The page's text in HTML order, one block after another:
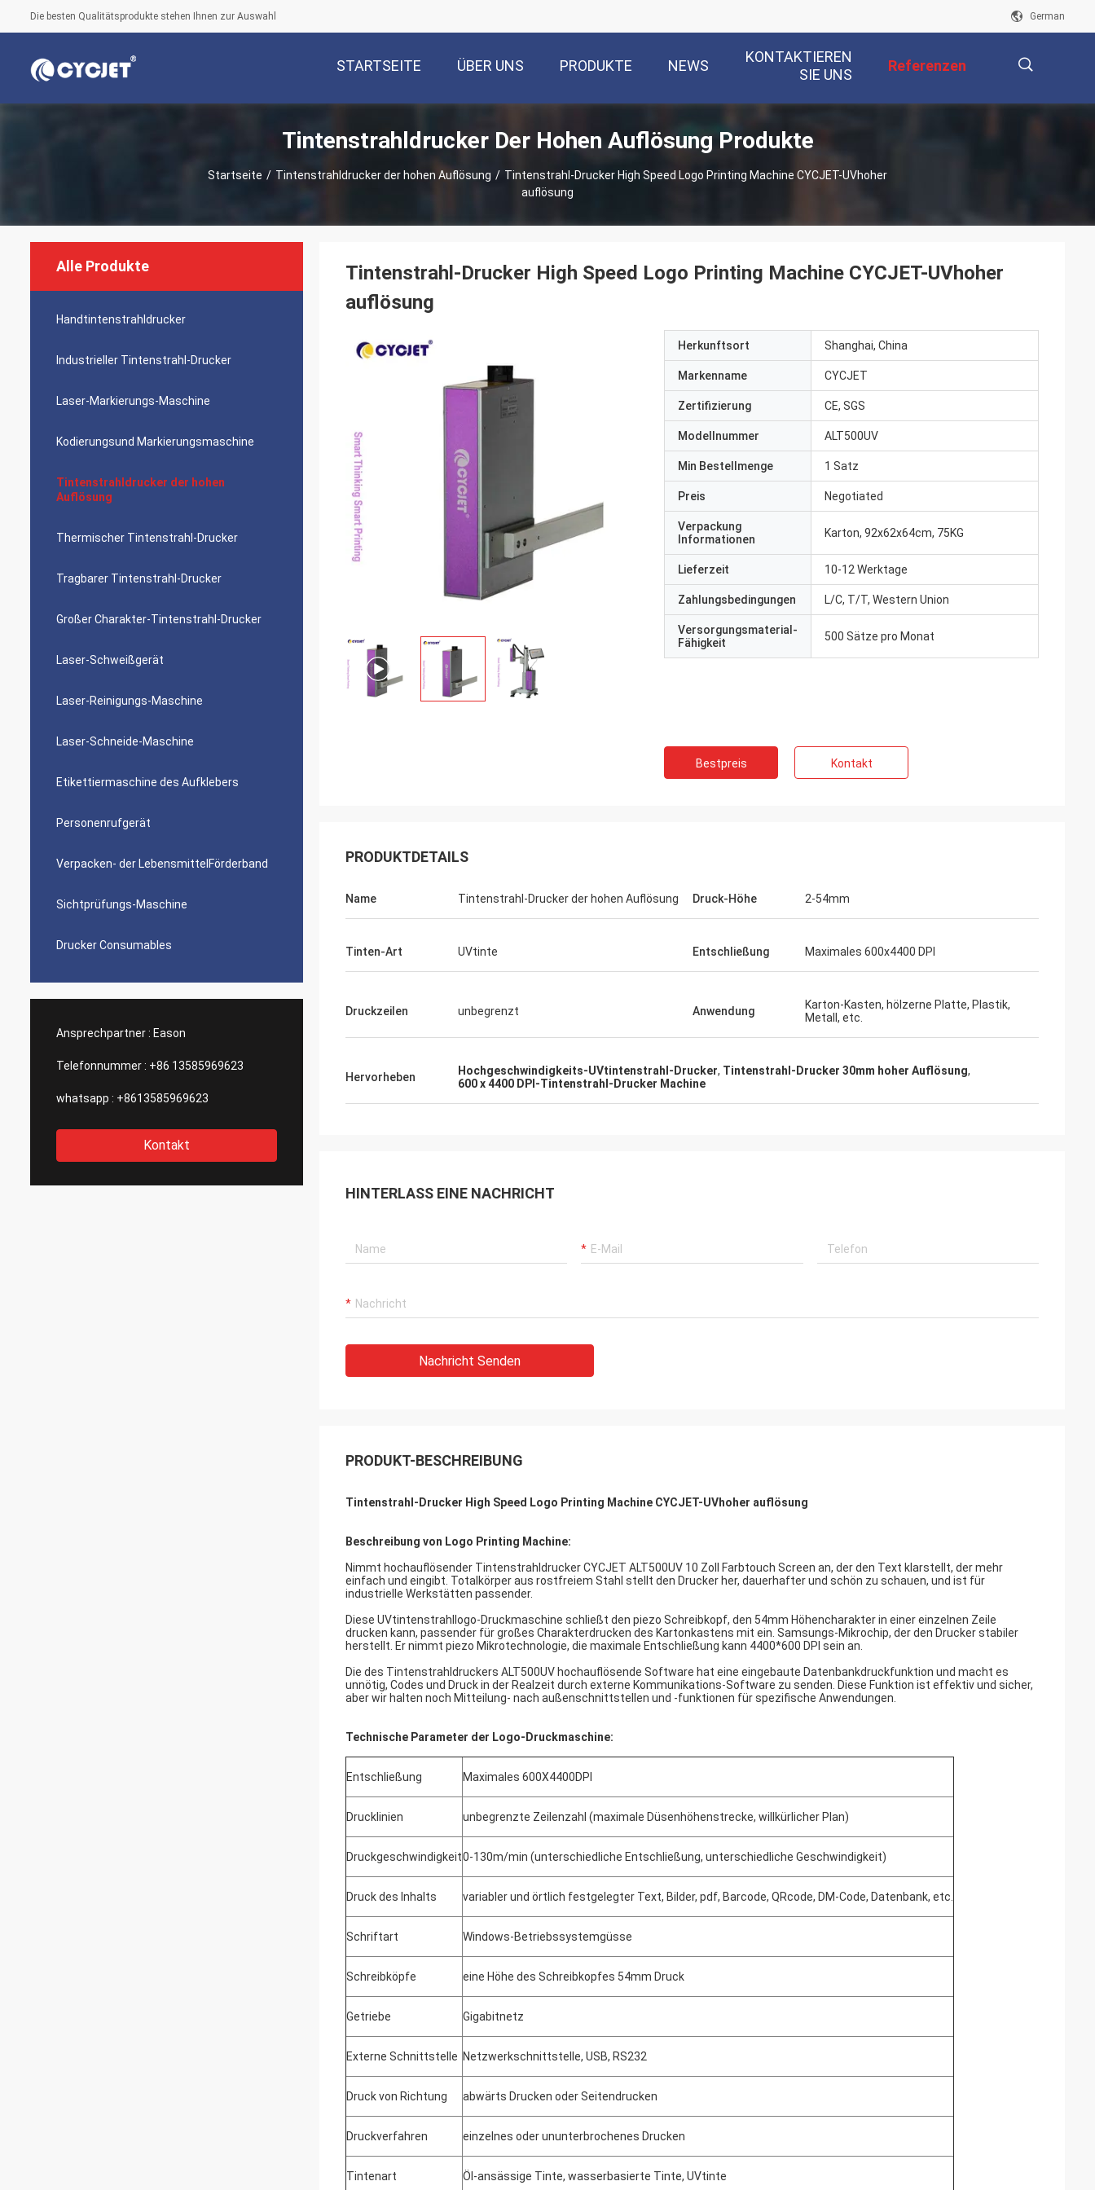
Die besten Qualitätsprodukte stehen Ihnen zur Auswahl German
STARTSEITE ÜBER UNS PRODUKTE NEWS
KONTAKTIEREN
SIE UNS
Referenzen
Tintenstrahldrucker Der Hohen Auflösung Produkte
Startseite / Tintenstrahldrucker der hohen Auflösung / Tintenstrahl-Drucker High Speed Logo Printing Machine CYCJET-UVhoher
auflösung
Alle Produkte
Handtintenstrahldrucker
Industrieller Tintenstrahl-Drucker
Laser-Markierungs-Maschine
Kodierungsund Markierungsmaschine
Tintenstrahldrucker der hohen
Auflösung
Thermischer Tintenstrahl-Drucker
Tragbarer Tintenstrahl-Drucker
Großer Charakter-Tintenstrahl-Drucker
Laser-Schweißgerät
Laser-Reinigungs-Maschine
Laser-Schneide-Maschine
Etikettiermaschine des Aufklebers
Personenrufgerät
Verpacken- der LebensmittelFörderband
Sichtprüfungs-Maschine
Drucker Consumables
Ansprechpartner : Eason
Telefonnummer : +86 13585969623
whatsapp : +8613585969623
Kontakt
Tintenstrahl-Drucker High Speed Logo Printing Machine CYCJET-UVhoher
auflösung
Herkunftsort Shanghai, China
Markenname CYCJET
Zertifizierung CE, SGS
Modellnummer ALT500UV
Min Bestellmenge 1 Satz
Preis Negotiated
Verpackung
Informationen
Karton, 92x62x64cm, 75KG
Lieferzeit 10-12 Werktage
Zahlungsbedingungen L/C, T/T, Western Union
Versorgungsmaterial-
Fähigkeit
500 Sätze pro Monat
Bestpreis Kontakt
PRODUKTDETAILS
Name Tintenstrahl-Drucker der hohen Auflösung Druck-Höhe 2-54mm
Tinten-Art UVtinte Entschließung Maximales 600x4400 DPI
Druckzeilen unbegrenzt Anwendung
Karton-Kasten, hölzerne Platte, Plastik,
Metall, etc.
Hervorheben Hochgeschwindigkeits-UVtintenstrahl-Drucker, Tintenstrahl-Drucker 30mm hoher Auflösung,
600 x 4400 DPI-Tintenstrahl-Drucker Machine
HINTERLASS EINE NACHRICHT
Nachricht Senden
PRODUKT-BESCHREIBUNG
Tintenstrahl-Drucker High Speed Logo Printing Machine CYCJET-UVhoher auflösung
Beschreibung von Logo Printing Machine:
Nimmt hochauflösender Tintenstrahldrucker CYCJET ALT500UV 10 Zoll Farbtouch Screen an, der den Text klarstellt, der mehr
einfach und eingibt. Totalkörper aus rostfreiem Stahl stellt den Drucker her, dauerhafter und schön zu schauen, und ist für
industrielle Werkstätten passender.
Diese UVtintenstrahllogo-Druckmaschine schließt den piezo Schreibkopf, den 54mm Höhencharakter in einer einzelnen Zeile
drucken kann, passender für großes Charakterdrucken des Kartonkastens mit ein. Samsungs-Mikrochip, der den Drucker stabiler
herstellt. Er nimmt piezo Mikrotechnologie, die maximale Entschließung kann 4400*600 DPI sein an.
Die des Tintenstrahldruckers ALT500UV hochauflösende Software hat eine eingebaute Datenbankdruckfunktion und macht es
unnötig, Codes und Druck in der Realzeit durch externe Kommunikations-Software zu senden. Diese Funktion ist effektiv und sicher,
aber wir halten noch Mitteilung- nach außenschnittstellen und -funktionen für spezifische Anwendungen.
Technische Parameter der Logo-Druckmaschine:
Entschließung Maximales 600X4400DPI
Drucklinien unbegrenzte Zeilenzahl (maximale Düsenhöhenstrecke, willkürlicher Plan)
Druckgeschwindigkeit0-130m/min (unterschiedliche Entschließung, unterschiedliche Geschwindigkeit)
Druck des Inhalts variabler und örtlich festgelegter Text, Bilder, pdf, Barcode, QRcode, DM-Code, Datenbank, etc.
Schriftart Windows-Betriebssystemgüsse
Schreibköpfe eine Höhe des Schreibkopfes 54mm Druck
Getriebe Gigabitnetz
Externe Schnittstelle Netzwerkschnittstelle, USB, RS232
Druck von Richtung abwärts Drucken oder Seitendrucken
Druckverfahren einzelnes oder ununterbrochenes Drucken
Tintenart Öl-ansässige Tinte, wasserbasierte Tinte, UVtinte